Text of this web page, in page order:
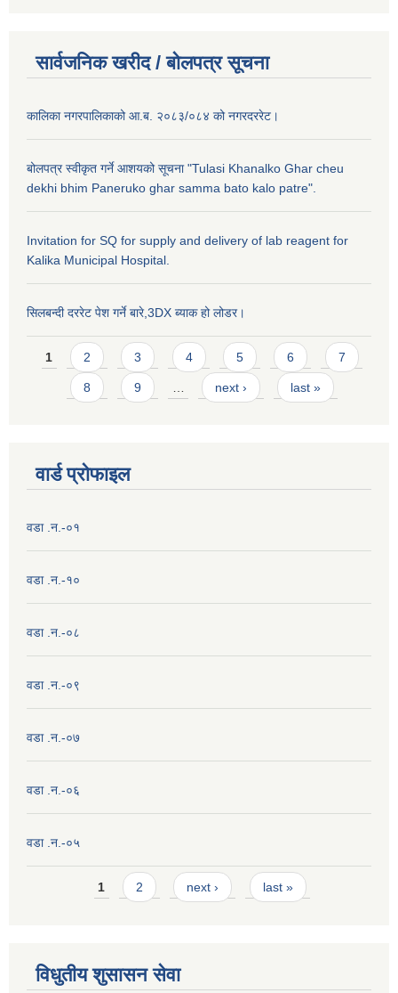
सार्वजनिक खरीद / बाेलपत्र सूचना
कालिका नगरपालिकाको आ.ब. २०८३/०८४ को नगरदररेट।
बोलपत्र स्वीकृत गर्ने आशयको सूचना "Tulasi Khanalko Ghar cheu
dekhi bhim Paneruko ghar samma bato kalo patre".
Invitation for SQ for supply and delivery of lab reagent for
Kalika Municipal Hospital.
सिलबन्दी दररेट पेश गर्ने बारे,3DX ब्याक हो लोडर।
Pages
1 2 3 4 5 6 7
8 9 next › last »
वार्ड प्राेफाइल
वडा .न.-०१
वडा .न.-१०
वडा .न.-०८
वडा .न.-०९
वडा .न.-०७
वडा .न.-०६
वडा .न.-०५
Pages1 2 next › last »
विधुतीय शुसासन सेवा